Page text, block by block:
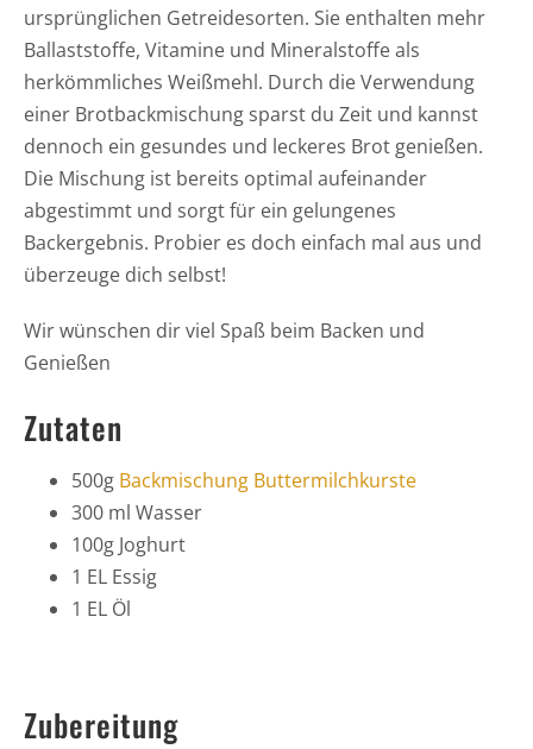
ursprünglichen Getreidesorten. Sie enthalten mehr
Ballaststoffe, Vitamine und Mineralstoffe als
herkömmliches Weißmehl. Durch die Verwendung
einer Brotbackmischung sparst du Zeit und kannst
dennoch ein gesundes und leckeres Brot genießen.
Die Mischung ist bereits optimal aufeinander
abgestimmt und sorgt für ein gelungenes
Backergebnis. Probier es doch einfach mal aus und
überzeuge dich selbst!
Wir wünschen dir viel Spaß beim Backen und
Genießen
Zutaten
500g Backmischung Buttermilchkurste
300 ml Wasser
100g Joghurt
1 EL Essig
1 EL Öl
Zubereitung